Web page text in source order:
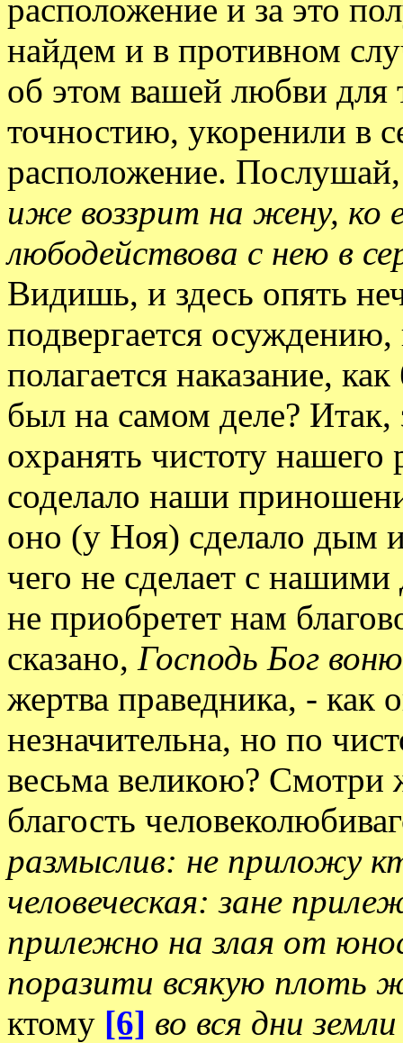
расположение и за это
найдем и в противном
об этом вашей любви для
точностию, укоренили в
расположение.
иже воззрит на жену,
любодействова с нею в
Видишь, и здесь опять
подвергается
полагается наказание,
был на самом деле? Итак,
охранять чистоту
соделало наши
оно (у Ноя) сделало дым
чего не сделает с
не приобретет нам
сказано, Господь Бог
жертва праведника, - как
незначительна, но по
весьма великою? Смотри
благость
размыслив: не приложу
человеческая: зане
прилежно на злая от
поразити всякую плоть
ктому [6] во вся дни